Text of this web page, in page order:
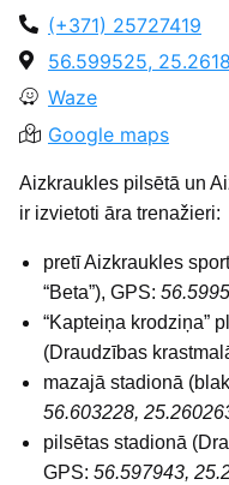
(+371) 25727419
56.599525,
Waze
Google maps
Aizkraukles pilsētā un
ir izvietoti āra trenažieri:
pretī Aizkraukles
“Beta”), GPS:
“Kapteiņa krodziņa”
(Draudzības
mazajā stadionā
56.603228,
pilsētas stadionā
GPS: 56.597943,